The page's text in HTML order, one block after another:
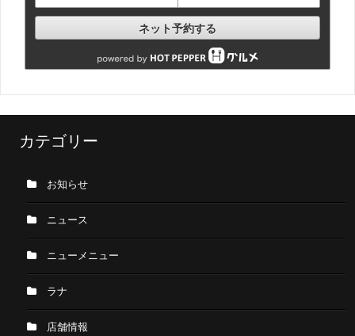
ネット予約する
カテゴリー
お知らせ
ニュース
ニューメニュー
ラナ
店舗情報